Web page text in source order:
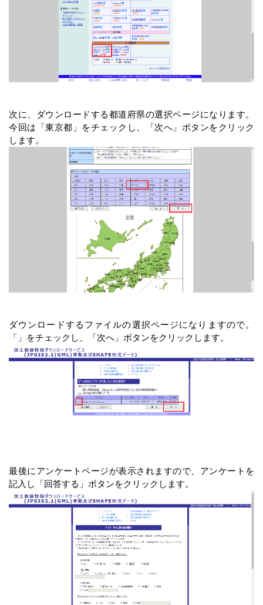
次に、ダウンロードする都道府県の選択ページになります。
今回は「東京都」をチェックし、「次へ」ボタンをクリック
します。
ダウンロードするファイルの選択ページになりますので。
「」をチェックし、「次へ」ボタンをクリックします。
最後にアンケートページが表示されますので、アンケートを
記入し「回答する」ボタンをクリックします。